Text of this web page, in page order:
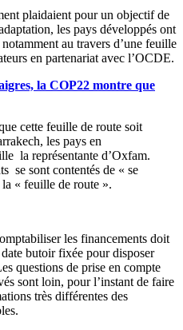
plaidaient pour un objectif de
les pays développés ont
au travers d’une feuille
en partenariat avec l’OCDE.
la COP22 montre que
cette feuille de route soit
les pays en
la représentante d’Oxfam.
se sont contentés de « se
« feuille de route ».
les financements doit
butoir fixée pour disposer
questions de prise en compte
sont loin, pour l’instant de faire
très différentes des